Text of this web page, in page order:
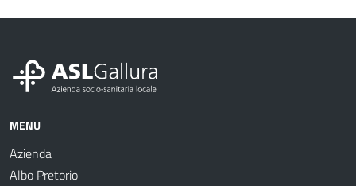
MENU
Azienda
Albo Pretorio